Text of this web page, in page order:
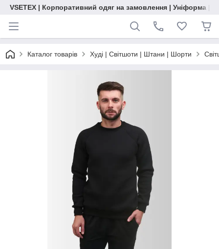
VSETEX | Корпоративний одяг на замовлення | Уніформа |
Каталог товарів Худі | Світшоти | Штани | Шорти